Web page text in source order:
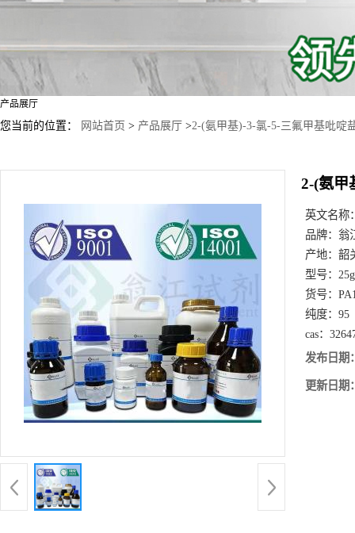
产品展厅
您当前的位置： 网站首页 > 产品展厅 >2-(氨甲基)-3-氯-5-三氟甲基吡啶
2-(氨甲
英文名称
品牌： 翁
产地： 韶
型号：
货号：
纯度： 95
cas：
发布日期
更新日期